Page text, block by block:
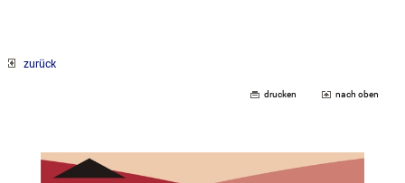
zurück
drucken nach oben